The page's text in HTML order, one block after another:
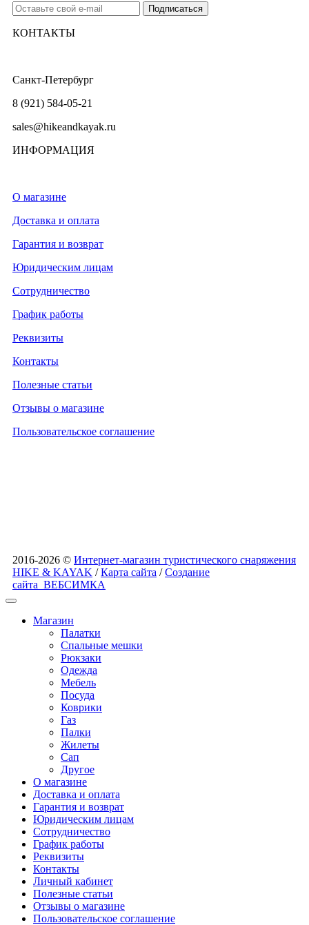
КОНТАКТЫ
Санкт-Петербург
8 (921) 584-05-21
sales@hikeandkayak.ru
ИНФОРМАЦИЯ
О магазине
Доставка и оплата
Гарантия и возврат
Юридическим лицам
Сотрудничество
График работы
Реквизиты
Контакты
Полезные статьи
Отзывы о магазине
Пользовательское соглашение
2016-2026 © Интернет-магазин туристического снаряжения
HIKE & KAYAK /Карта сайта /Создание
сайта ВЕБСИМКА
Магазин
Палатки
Спальные мешки
Рюкзаки
Одежда
Мебель
Посуда
Коврики
Газ
Палки
Жилеты
Сап
Другое
О магазине
Доставка и оплата
Гарантия и возврат
Юридическим лицам
Сотрудничество
График работы
Реквизиты
Контакты
Личный кабинет
Полезные статьи
Отзывы о магазине
Пользовательское соглашение